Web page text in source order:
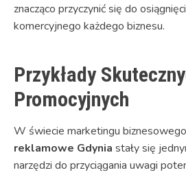
znacząco przyczynić się do
komercyjnego każdego biznesu.
Przykłady
Promocyjnych
W świecie marketingu biznesowego
reklamowe Gdynia stały się
narzędzi do przyciągania uwagi